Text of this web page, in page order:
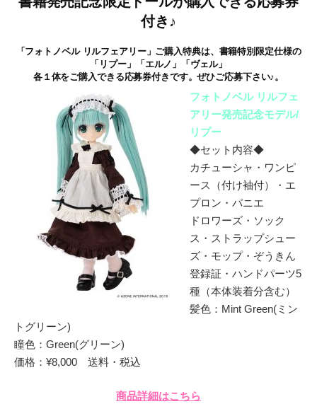
付き♪
「フォトノベル リルフェアリー」ご購入特典は、書籍特別限定仕様の
「リプー」「エルノ」「ヴェル」
各１体をご購入できる応募券付きです。ぜひご応募下さい♪。
フォトノベル リルフェ
アリー発売記念モデル/
リプー
◆セット内容◆
カチューシャ・ワンピ
ース（付け袖付）・エ
プロン・パニエ
ドロワーズ・ソック
ス・ストラップシュー
ズ・モップ・ぞうきん
登録証・ハンドパーツ5
種（本体装着分含む）
髪色：Mint Green(ミン
トグリーン)
瞳色：Green(グリーン)
価格：¥8,000 送料・税込
商品詳細はこちら